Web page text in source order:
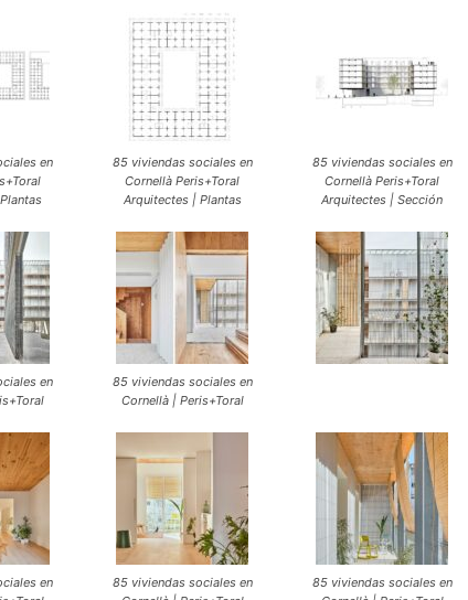
en
85 viviendas sociales en
Cornellà Peris+Toral
Arquitectes | Plantas
85 viviendas sociales en
Cornellà Peris+Toral
Arquitectes | Sección
en
85 viviendas sociales en
Cornellà | Peris+Toral
en
85 viviendas sociales en
85 viviendas sociales en